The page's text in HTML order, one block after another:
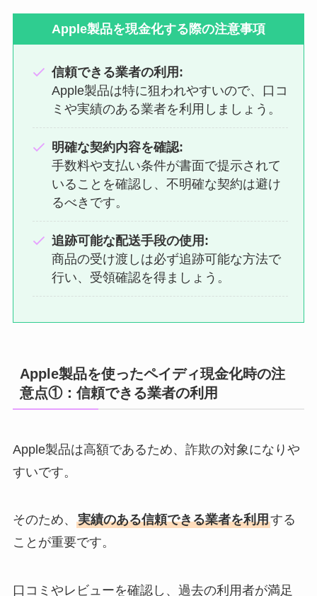
Apple製品を現金化する際の注意事項
信頼できる業者の利用:
Apple製品は特に狙われやすいので、口コ
ミや実績のある業者を利用しましょう。
明確な契約内容を確認:
手数料や支払い条件が書面で提示されて
いることを確認し、不明確な契約は避け
るべきです。
追跡可能な配送手段の使用:
商品の受け渡しは必ず追跡可能な方法で
行い、受領確認を得ましょう。
Apple製品を使ったペイディ現金化時の注
意点①：信頼できる業者の利用
Apple製品は高額であるため、詐欺の対象になりや
すいです。
そのため、 実績のある信頼できる業者を利用する
ことが重要です。
口コミやレビューを確認し、過去の利用者が満足